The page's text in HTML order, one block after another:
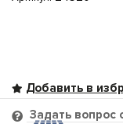
Задать вопрос